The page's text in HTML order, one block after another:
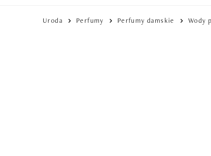
Uroda Perfumy Perfumy damskie Wody